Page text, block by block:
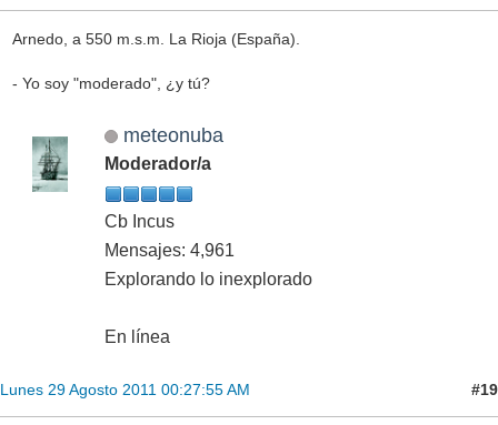
Arnedo, a 550 m.s.m. La Rioja (España).
- Yo soy "moderado", ¿y tú?
meteonuba
Moderador/a
Cb Incus
Mensajes: 4,961
Explorando lo inexplorado
En línea
Lunes 29 Agosto 2011 00:27:55 AM #19